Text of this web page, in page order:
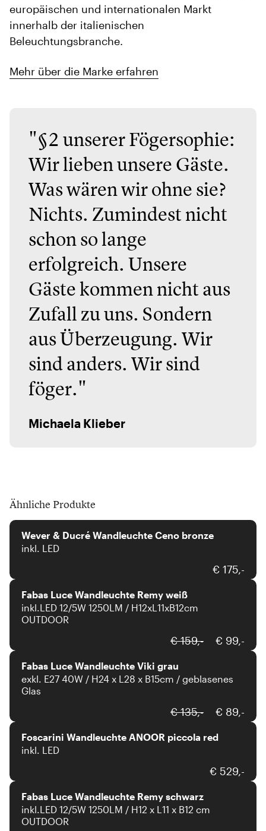
europäischen und internationalen Markt
innerhalb der italienischen
Beleuchtungsbranche.
Mehr über die Marke erfahren
"§2 unserer Fögersophie:
Wir lieben unsere Gäste.
Was wären wir ohne sie?
Nichts. Zumindest nicht
schon so lange
erfolgreich. Unsere
Gäste kommen nicht aus
Zufall zu uns. Sondern
aus Überzeugung. Wir
sind anders. Wir sind
föger."
Michaela Klieber
Ähnliche Produkte
Wever & Ducré Wandleuchte Ceno bronze
inkl. LED
€ 175,-
Fabas Luce
Fabas Luce Wandleuchte Remy weiß
inkl.LED 12/5W 1250LM / H12xL11xB12cm
OUTDOOR
€ 159,- € 99,-
Fabas Luce
Fabas Luce Wandleuchte Viki grau
exkl. E27 40W / H24 x L28 x B15cm / geblasenes
Glas
€ 135,- € 89,-
Foscarini
Foscarini Wandleuchte ANOOR piccola red
inkl. LED
€ 529,-
Fabas Luce
Fabas Luce Wandleuchte Remy schwarz
inkl.LED 12/5W 1250LM / H12 x L11 x B12 cm
OUTDOOR